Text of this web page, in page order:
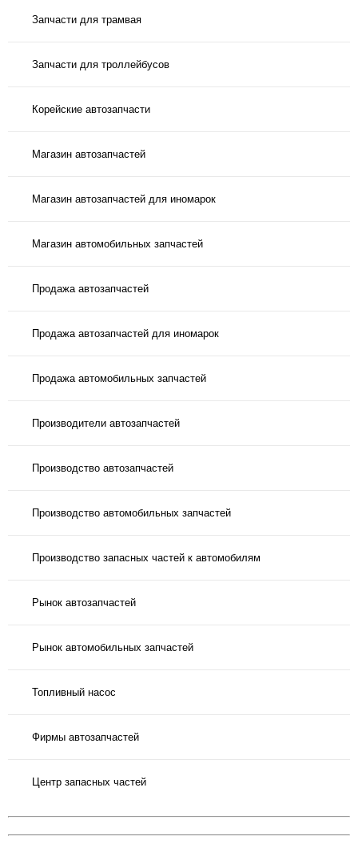
Запчасти для трамвая
Запчасти для троллейбусов
Корейские автозапчасти
Магазин автозапчастей
Магазин автозапчастей для иномарок
Магазин автомобильных запчастей
Продажа автозапчастей
Продажа автозапчастей для иномарок
Продажа автомобильных запчастей
Производители автозапчастей
Производство автозапчастей
Производство автомобильных запчастей
Производство запасных частей к автомобилям
Рынок автозапчастей
Рынок автомобильных запчастей
Топливный насос
Фирмы автозапчастей
Центр запасных частей